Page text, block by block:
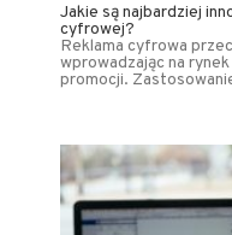
Jakie są najbardziej
cyfrowej?
Reklama cyfrowa
wprowadzając na
promocji.